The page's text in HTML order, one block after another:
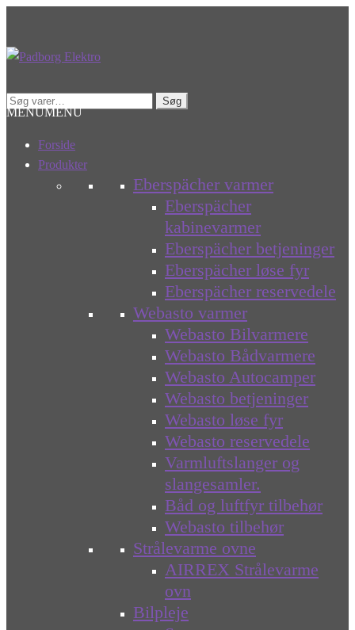
Spring
Spring
Søg
efter:
Søg
MENUMENU
Forside
Produkter
Eberspächer varmer
Eberspächer
kabinevarmer
Eberspächer betjeninger
Eberspächer løse fyr
Eberspächer reservedele
Webasto varmer
Webasto Bilvarmere
Webasto Bådvarmere
Webasto Autocamper
Webasto betjeninger
Webasto løse fyr
Webasto reservedele
Varmluftslanger og
slangesamler.
Båd og luftfyr tilbehør
Webasto tilbehør
Strålevarme ovne
AIRREX Strålevarme
ovn
Bilpleje